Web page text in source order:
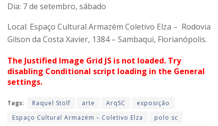
Dia: 7 de setembro, sábado
Local: Espaço Cultural Armazém Coletivo Elza – Rodovia
Gilson da Costa Xavier, 1384 – Sambaqui, Florianópolis.
The Justified Image Grid JS is not loaded. Try
disabling Conditional script loading in the General
settings.
Tags: Raquel Stolf arte ArqSC
exposição
Espaço Cultural Armazém – Coletivo Elza
polo sc